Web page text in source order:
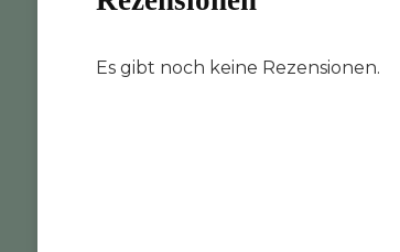
Es gibt noch keine Rezensionen.